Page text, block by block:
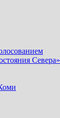
Севера»